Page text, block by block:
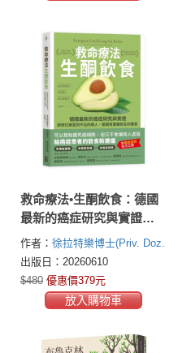
救命療法•生酮飲食：德國
最新的癌症研究與實證，
即使已被宣判不治的病
人，都還有重獲新生的機
會
作者： 徐拉特樂博士(Priv. Doz.
Dr. rer. nat. Christina
Schlatterer)柯諾博士(Dr. rer.
nat. habil. Gerd Knoll)康美樂教
授(Prof. Dr. rer. biol. hum.
出版日：20260610
$480 優惠價379元
放入購物車